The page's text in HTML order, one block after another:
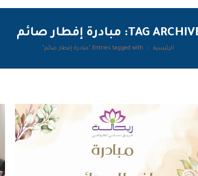
TAG مبادرة إفطار صائم
You are here:
الرئيسية Entries tagged with "مبادرة إفطار صائم"